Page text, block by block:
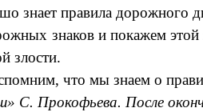
знает правила дорожного
знаков и покажем
злости.
что мы знаем о
Прокофьева. После